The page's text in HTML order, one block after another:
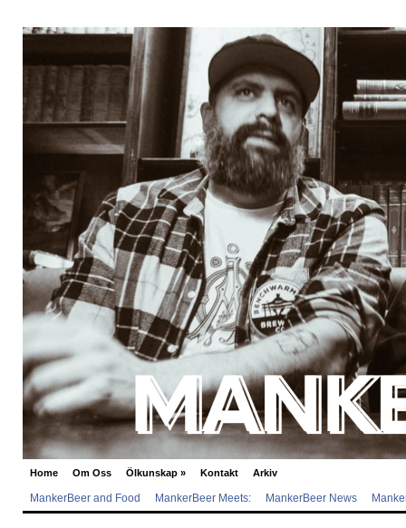
Home Om Oss Ölkunskap » Kontakt Arkiv
MankerBeer and Food MankerBeer Meets: MankerBeer News